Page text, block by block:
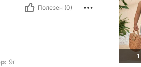
Полезен (0)
9г